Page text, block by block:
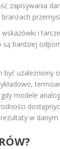
zapisywania
i
bardziej
uzależniony
modele
w